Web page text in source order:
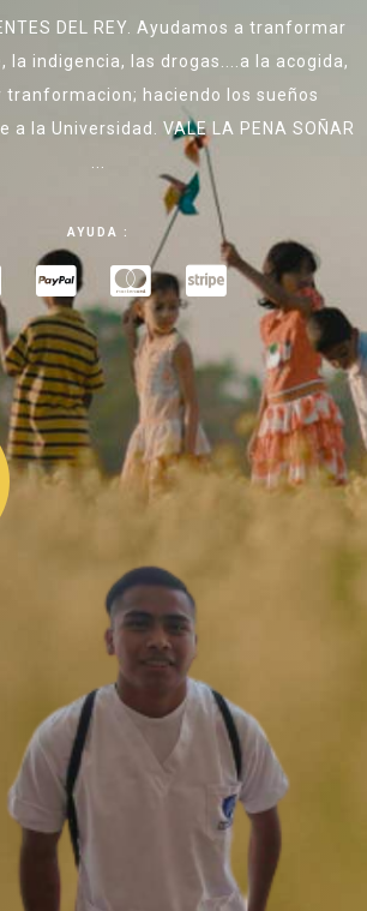
DEL REY. Ayudamos a tranformar
la indigencia, las drogas....a la acogida,
tranformacion; haciendo los sueños
a la Universidad. VALE LA PENA SOÑAR
...
AYUDA :